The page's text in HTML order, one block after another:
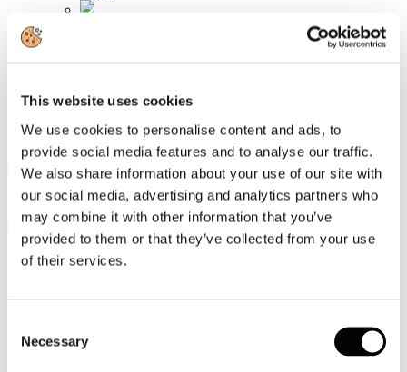
This website uses cookies
We use cookies to personalise content and ads, to
provide social media features and to analyse our traffic.
We also share information about your use of our site with
our social media, advertising and analytics partners who
may combine it with other information that you’ve
provided to them or that they’ve collected from your use
of their services.
Selection
Necessary
Email segreteria@federturismo.it
Come aderire
Login
un’occasione persa per il settore del
turismo